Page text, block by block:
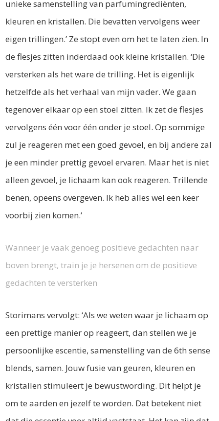
unieke samenstelling van parfumingrediënten,
kleuren en kristallen. Die bevatten vervolgens weer
eigen trillingen.’ Ze stopt even om het te laten zien. In
de flesjes zitten inderdaad ook kleine kristallen. ‘Die
versterken als het ware de trilling. Het is eigenlijk
hetzelfde als het verhaal van mijn vader. We gaan
tegenover elkaar op een stoel zitten. Ik zet de flesjes
vervolgens één voor één onder je stoel. Op sommige
zul je reageren met een goed gevoel, en bij andere zal
je een minder prettig gevoel ervaren. Maar het is niet
alleen gevoel, je lichaam kan ook reageren. Trillende
benen, opeens overgeven. Ik heb alles wel een keer
voorbij zien komen.’
Wanneer je vaak genoeg positieve gedachten naar
boven brengt, train je je hersenen om de positieve
gedachten te versterken
Storimans vervolgt: ‘Als we weten waar je lichaam op
een prettige manier op reageert, dan stellen we je
persoonlijke escentie, samenstelling van de 6th sense
blends, samen. Jouw fusie van geuren, kleuren en
kristallen stimuleert je bewustwording. Dit helpt je
om te aarden en jezelf te worden. Dat betekent niet